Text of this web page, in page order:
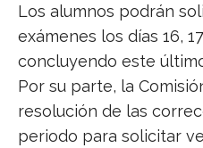
Los alumnos podrán
exámenes los días 16,
concluyendo este
Por su parte, la
resolución de las
periodo para solicitar